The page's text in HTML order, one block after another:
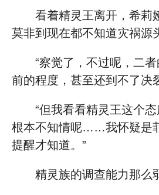
看着精灵王离开，希莉
莫非到现在都不知道灾祸源
“察觉了，不过呢，二
前的程度，甚至还到不了决
“但我看看精灵王这个
根本不知情呢……我怀疑是
提醒才知道。”
精灵族的调查能力那么